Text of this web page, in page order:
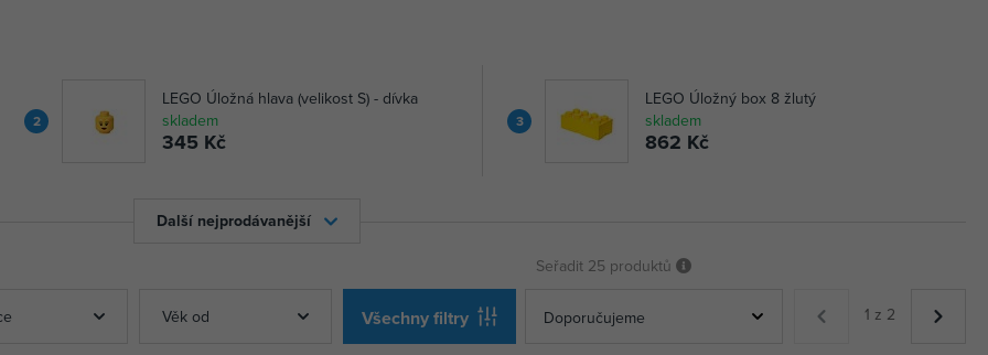
2
LEGO Úložná hlava (velikost S) - dívka
skladem
345 Kč
3
LEGO Úložný box 8 žlutý
skladem
862 Kč
Další nejprodávanější
Věk od Všechny filtry
Seřadit 25 produktů
1 z 2